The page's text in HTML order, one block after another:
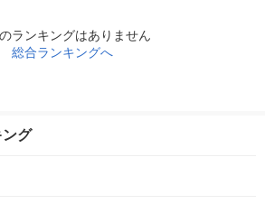
ランキングはありません
総合ランキングへ
ング